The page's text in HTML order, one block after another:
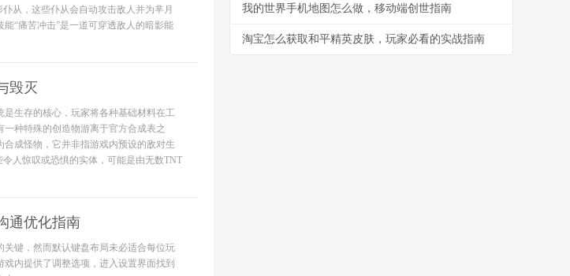
从，这些仆从会自动攻击敌人并为芈月
“痛苦冲击”是一道可穿透敌人的暗影能
毁灭
生存的核心，玩家将各种基础材料在工
种特殊的创造物游离于官方合成表之
成怪物，它并非指游戏内预设的敌对生
人惊叹或恐惧的实体，可能是由无数TNT
通优化指南
键，然而默认键盘布局未必适合每位玩
内提供了调整选项，进入设置界面找到
我的世界手机地图怎么做，移动端创世指南
淘宝怎么获取和平精英皮肤，玩家必看的实战指南